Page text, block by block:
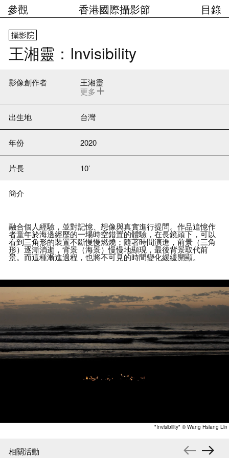
參觀 香港國際攝影節 目錄
攝影院
王湘靈 ：Invisibility
影像創作者
王湘靈
更多
1984
首獎。作品大多與生命經驗有關，透過自
身與外界的連結
係。
空間的不確定性，並試圖從記憶中的影像
學音樂演奏碩士學位
心研習攝影。
出生地 台灣
年份 2020
片長 10’
簡介
融合個人經驗 ， 並對記憶 想像與真實進行提問。 作品追憶作
者童年於海邊經歷的一場時空錯置的體驗，在長鏡頭下 ，可以
看到三角形的裝置不斷慢慢燃燒；隨著時間演進，前景 （三角
形）逐漸消逝 ，背景 （海景）慢慢地顯現，最後背景取代前
景。 而這種漸進過程 ，也將不可見的時間變化緩緩開顯。
"Invisibility" © Wang Hsiang Lin
相關活動